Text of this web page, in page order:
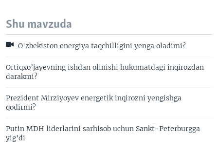
Shu mavzuda
O'zbekiston energiya taqchilligini yenga oladimi?
Ortiqxo’jayevning ishdan olinishi hukumatdagi inqirozdan
darakmi?
Prezident Mirziyoyev energetik inqirozni yengishga
qodirmi?
Putin MDH liderlarini sarhisob uchun Sankt-Peterburgga
yig'di